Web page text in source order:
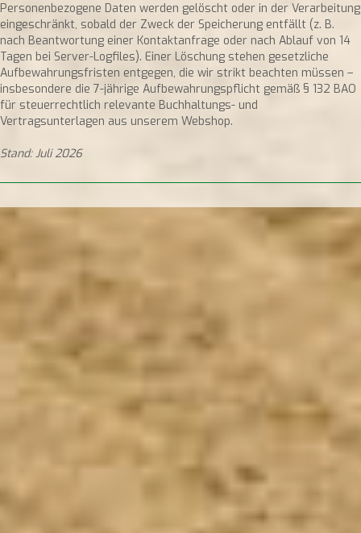
Personenbezogene Daten werden gelöscht oder in der Verarbeitung
eingeschränkt, sobald der Zweck der Speicherung entfällt (z. B.
nach Beantwortung einer Kontaktanfrage oder nach Ablauf von 14
Tagen bei Server-Logfiles). Einer Löschung stehen gesetzliche
Aufbewahrungsfristen entgegen, die wir strikt beachten müssen –
insbesondere die 7-jährige Aufbewahrungspflicht gemäß § 132 BAO
für steuerrechtlich relevante Buchhaltungs- und
Vertragsunterlagen aus unserem Webshop.
Stand: Juli 2026